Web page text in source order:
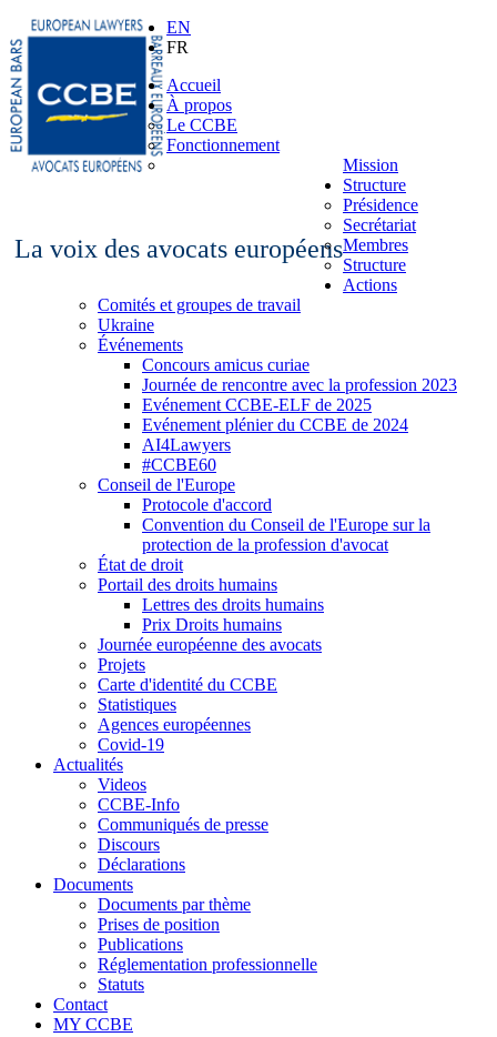
La voix des avocats européens
EN
FR
Accueil
À propos
Le CCBE
Fonctionnement
Mission
Structure
Présidence
Secrétariat
Membres
Structure
Actions
Comités et groupes de travail
Ukraine
Événements
Concours amicus curiae
Journée de rencontre avec la profession 2023
Evénement CCBE-ELF de 2025
Evénement plénier du CCBE de 2024
AI4Lawyers
#CCBE60
Conseil de l'Europe
Protocole d'accord
Convention du Conseil de l'Europe sur la
protection de la profession d'avocat
État de droit
Portail des droits humains
Lettres des droits humains
Prix Droits humains
Journée européenne des avocats
Projets
Carte d'identité du CCBE
Statistiques
Agences européennes
Covid-19
Actualités
Videos
CCBE-Info
Communiqués de presse
Discours
Déclarations
Documents
Documents par thème
Prises de position
Publications
Réglementation professionnelle
Statuts
Contact
MY CCBE